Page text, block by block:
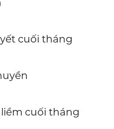
cuối tháng
cuối tháng